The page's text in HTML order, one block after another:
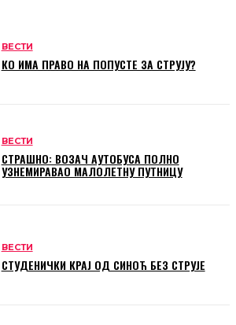
ВЕСТИ
КО ИМА ПРАВО НА ПОПУСТЕ ЗА СТРУЈУ?
ВЕСТИ
СТРАШНО: ВОЗАЧ АУТОБУСА ПОЛНО
УЗНЕМИРАВАО МАЛОЛЕТНУ ПУТНИЦУ
ВЕСТИ
СТУДЕНИЧКИ КРАЈ ОД СИНОЋ БЕЗ СТРУЈЕ